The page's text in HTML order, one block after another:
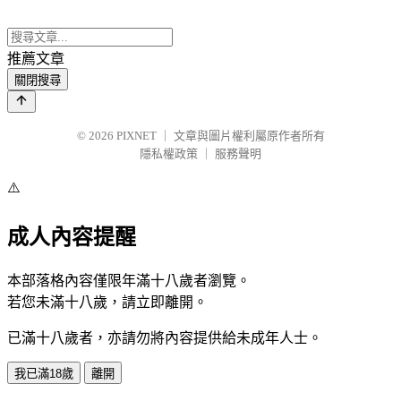
推薦文章
關閉搜尋
© 2026 PIXNET
文章與圖片權利屬原作者所有
隱私權政策
服務聲明
⚠️
成人內容提醒
本部落格內容僅限年滿十八歲者瀏覽。
若您未滿十八歲，請立即離開。
已滿十八歲者，亦請勿將內容提供給未成年人士。
我已滿18歲 離開